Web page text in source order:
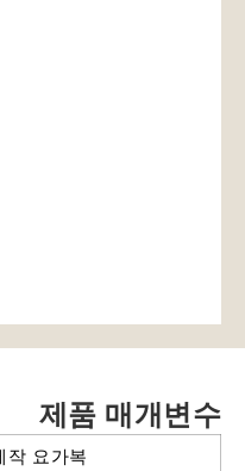
제품 매개변수
작 요가복